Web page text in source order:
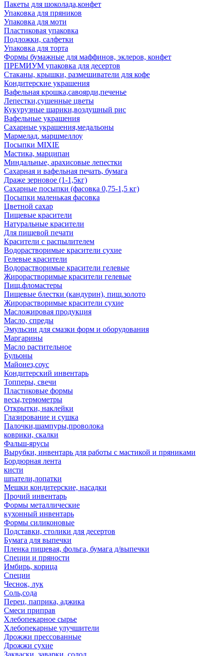
Пакеты для шоколада,конфет
Упаковка для пряников
Упаковка для моти
Пластиковая упаковка
Подложки, салфетки
Упаковка для торта
Формы бумажные для маффинов, эклеров, конфет
ПРЕМИУМ упаковка для десертов
Стаканы, крышки, размешиватели для кофе
Кондитерские украшения
Вафельная крошка,савоярди,печенье
Лепестки,сушенные цветы
Кукурузные шарики,воздушный рис
Вафельные украшения
Сахарные украшения,медальоны
Мармелад, маршмеллоу
Посыпки MIXIE
Мастика, марципан
Миндальные, арахисовые лепестки
Сахарная и вафельная печать, бумага
Драже зерновое (1-1,5кг)
Сахарные посыпки (фасовка 0,75-1,5 кг)
Посыпки маленькая фасовка
Цветной сахар
Пищевые красители
Натуральные красители
Для пищевой печати
Красители с распылителем
Водорастворимые красители сухие
Гелевые красители
Водорастворимые красители гелевые
Жирорастворимые красители гелевые
Пищ.фломастеры
Пищевые блестки (кандурин), пищ.золото
Жирорастворимые красители сухие
Масложировая продукция
Масло, спреды
Эмульсии для смазки форм и оборудования
Маргарины
Масло растительное
Бульоны
Майонез,соус
Кондитерский инвентарь
Топперы, свечи
Пластиковые формы
весы,термометры
Открытки, наклейки
Глазирование и сушка
Палочки,шампуры,проволока
коврики, скалки
Фальш-ярусы
Вырубки, инвентарь для работы с мастикой и пряниками
Бордюрная лента
кисти
шпатели,лопатки
Мешки кондитерские, насадки
Прочий инвентарь
Формы металлические
кухонный инвентарь
Формы силиконовые
Подставки, столики для десертов
Бумага для выпечки
Пленка пищевая, фольга, бумага д/выпечки
Специи и пряности
Имбирь, корица
Специи
Чеснок, лук
Соль,сода
Перец, паприка, аджика
Смеси приправ
Хлебопекарное сырье
Хлебопекарные улучшители
Дрожжи прессованные
Дрожжи сухие
Закваски, заварки, солод